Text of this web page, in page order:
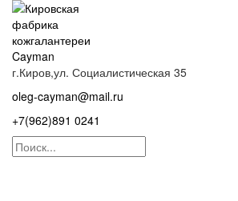
г.Киров,ул. Социалистическая 35
oleg-cayman@mail.ru
+7(962)891 0241